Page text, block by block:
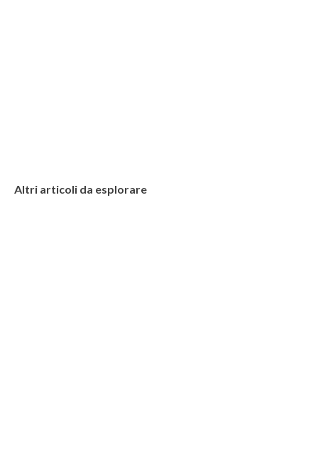
Altri articoli da esplorare